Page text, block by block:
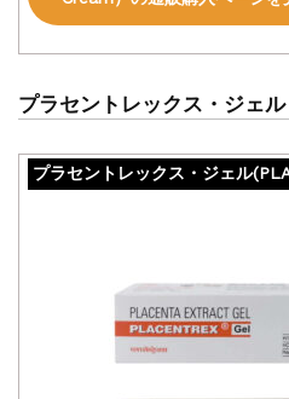
プラセントレックス・ジェル
プラセントレックス・ジェル